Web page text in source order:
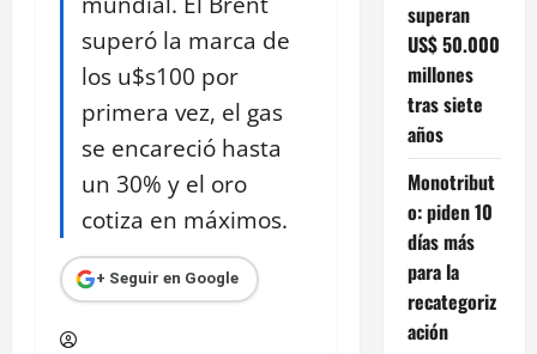
superó la marca de
los u$s100 por
primera vez, el gas
se encareció hasta
un 30% y el oro
cotiza en máximos.
+ Seguir en Google
superan
US$ 50.000
millones
tras siete
años
Monotribut
o: piden 10
días más
para la
recategoriz
ación